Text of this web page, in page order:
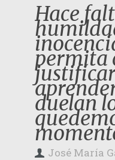
Hace
permita
duelan
José María